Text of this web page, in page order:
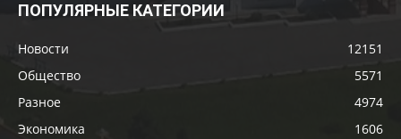
ПОПУЛЯРНЫЕ КАТЕГОРИИ
Новости
12151
Общество
5571
Разное
4974
Экономика
1606